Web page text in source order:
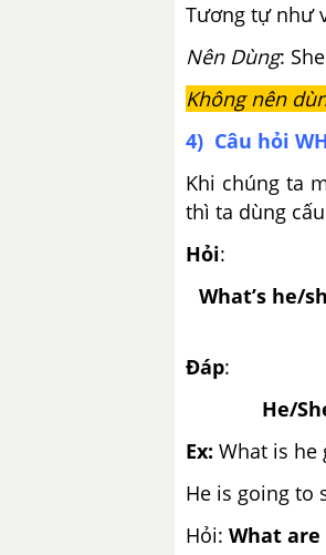
Tương tự như
Nên Dùng:
Không nên
4) Câu hỏi
Khi chúng ta
thì ta dùng
Hỏi:
What’s he/
Đáp:
He/
Ex: What is he
He is going to
Hỏi: What